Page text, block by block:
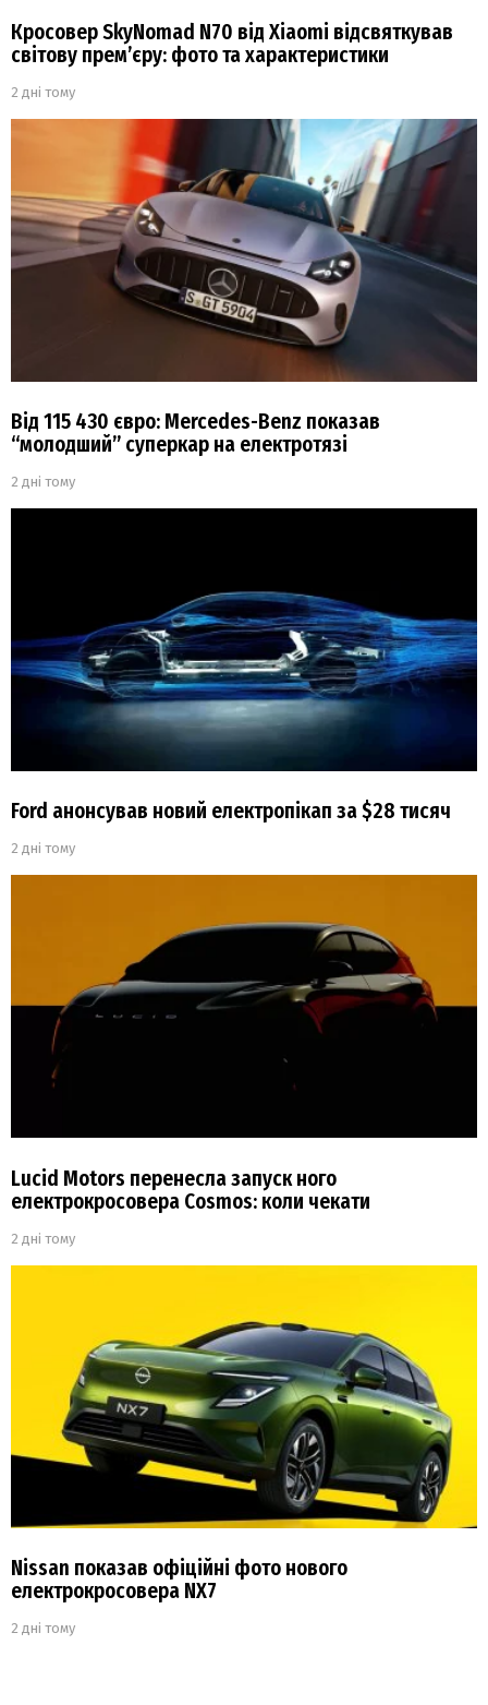
Кросовер SkyNomad N70 від Xiaomi відсвяткував
світову прем’єру: фото та характеристики
2 дні тому
Від 115 430 євро: Mercedes-Benz показав
“молодший” суперкар на електротязі
2 дні тому
Ford анонсував новий електропікап за $28 тисяч
2 дні тому
Lucid Motors перенесла запуск ного
електрокросовера Cosmos: коли чекати
2 дні тому
Nissan показав офіційні фото нового
електрокросовера NX7
2 дні тому